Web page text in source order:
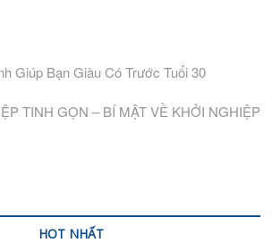
Giúp Bạn Giàu Có Trước Tuổi 30
TINH GỌN – BÍ MẬT VỀ KHỞI NGHIỆP
HOT NHẤT